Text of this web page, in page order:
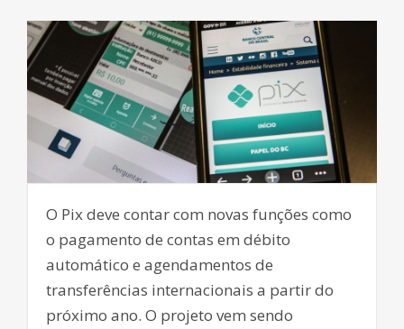
O Pix deve contar com novas funções como
o pagamento de contas em débito
automático e agendamentos de
transferências internacionais a partir do
próximo ano. O projeto vem sendo